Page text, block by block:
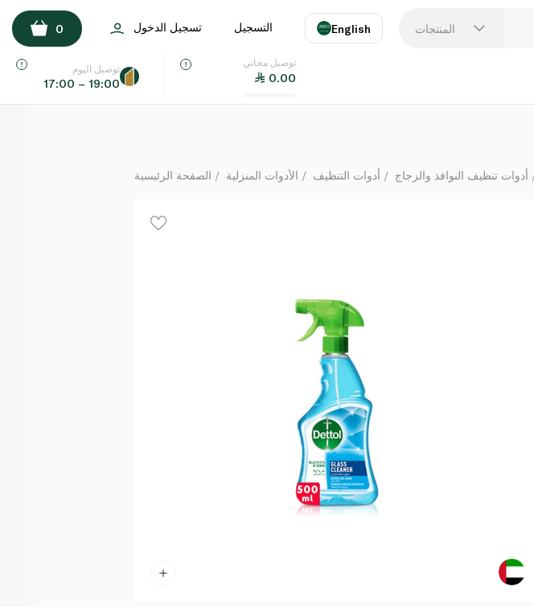
المنتجات English
اللغة
التسجيل تسجيل الدخول 0
توصيل مجاني
0.00
توصيل اليوم
17:00 – 19:00
الصفحة الرئيسية الأدوات المنزلية أدوات التنظيف أدوات تنظيف النوافذ والزجاج